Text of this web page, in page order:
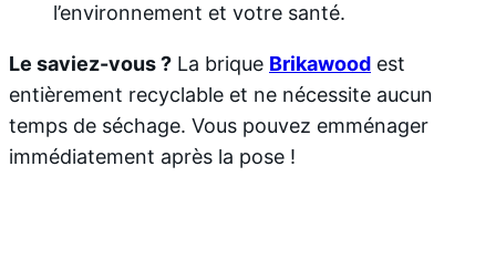
l’environnement et votre santé.
Le saviez-vous ? La brique Brikawood est
entièrement recyclable et ne nécessite aucun
temps de séchage. Vous pouvez emménager
immédiatement après la pose !